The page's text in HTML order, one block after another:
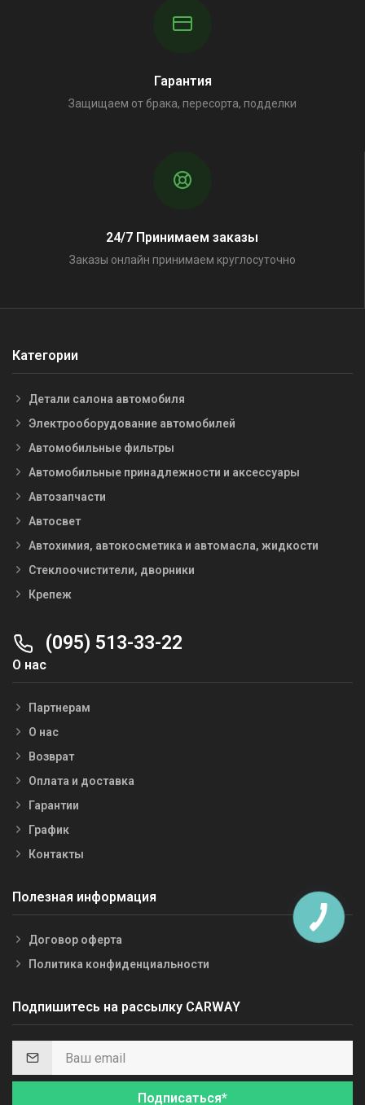
Гарантия
Защищаем от брака, пересорта, подделки
24/7 Принимаем заказы
Заказы онлайн принимаем круглосуточно
Категории
Детали салона автомобиля
Электрооборудование автомобилей
Автомобильные фильтры
Автомобильные принадлежности и аксессуары
Автозапчасти
Автосвет
Автохимия, автокосметика и автомасла, жидкости
Стеклоочистители, дворники
Крепеж
(095) 513-33-22
О нас
Партнерам
О нас
Возврат
Оплата и доставка
Гарантии
График
Контакты
Полезная информация
Договор оферта
Политика конфиденциальности
Подпишитесь на рассылку CARWAY
Подписаться*